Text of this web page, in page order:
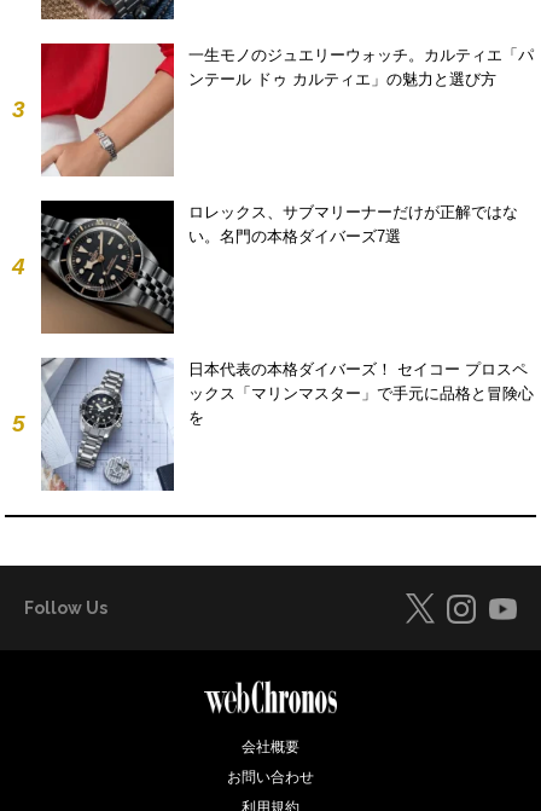
3
一生モノのジュエリーウォッチ。カルティエ「パ
ンテール ドゥ カルティエ」の魅力と選び方
4
ロレックス、サブマリーナーだけが正解ではな
い。名門の本格ダイバーズ7選
5
日本代表の本格ダイバーズ！ セイコー プロスペ
ックス「マリンマスター」で手元に品格と冒険心
を
Follow Us
会社概要
お問い合わせ
利用規約